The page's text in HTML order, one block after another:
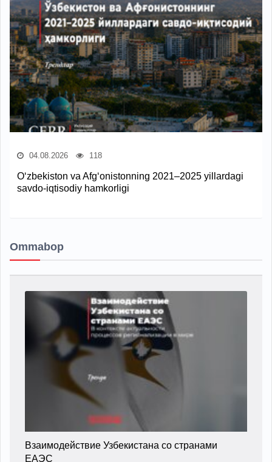
04.08.2026 118
O‘zbekiston va Afg‘onistonning 2021–2025 yillardagi
savdo-iqtisodiy hamkorligi
Ommabop
Взаимодействие Узбекистана со странами
ЕАЭС